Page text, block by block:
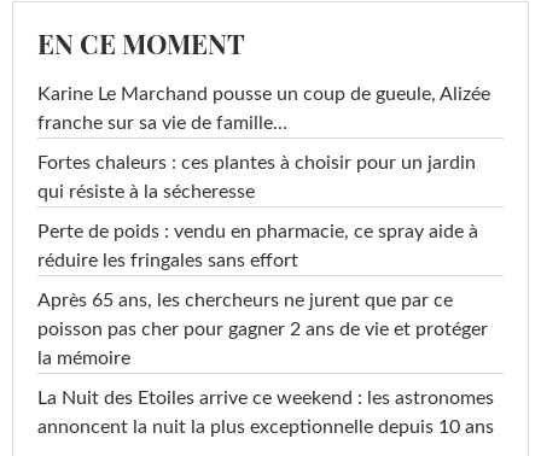
EN CE MOMENT
Karine Le Marchand pousse un coup de gueule, Alizée
franche sur sa vie de famille...
Fortes chaleurs : ces plantes à choisir pour un jardin
qui résiste à la sécheresse
Perte de poids : vendu en pharmacie, ce spray aide à
réduire les fringales sans effort
Après 65 ans, les chercheurs ne jurent que par ce
poisson pas cher pour gagner 2 ans de vie et protéger
la mémoire
La Nuit des Etoiles arrive ce weekend : les astronomes
annoncent la nuit la plus exceptionnelle depuis 10 ans